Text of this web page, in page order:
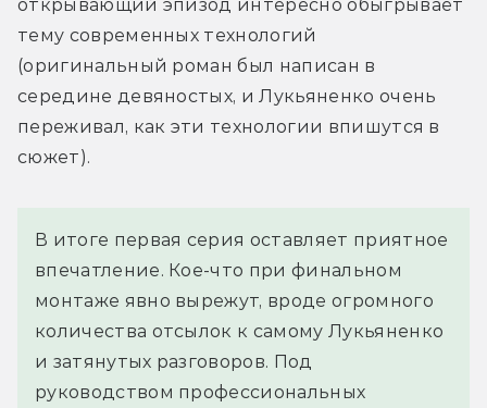
открывающий эпизод интересно обыгрывает
тему современных технологий
(оригинальный роман был написан в
середине девяностых, и Лукьяненко очень
переживал, как эти технологии впишутся в
сюжет).
В итоге первая серия оставляет приятное
впечатление. Кое-что при финальном
монтаже явно вырежут, вроде огромного
количества отсылок к самому Лукьяненко
и затянутых разговоров. Под
руководством профессиональных